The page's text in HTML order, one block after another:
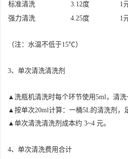
标准清洗
3.12度 1
强力清洗
4.25度 1
（注：水温不低于15℃）
3、单次清洗清洗剂
▲洗瓶机清洗时每个环节使用5ml，清洗
▲按单次20ml计算：一桶5L的清洗剂，
▲单次清洗清洗剂成本约 3~4 元。
4、单次清洗费用合计